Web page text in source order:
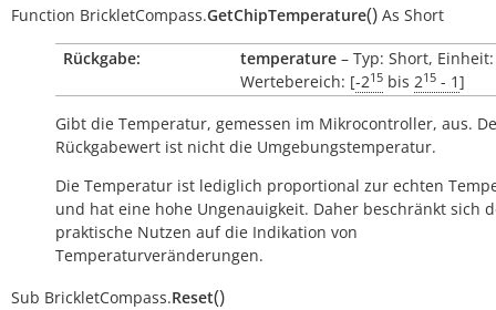
Function BrickletCompass.GetChipTemperature() As Short
Rückgabe: temperature – Typ: Short,
Wertebereich: [-215 bis 215 - 1]
Gibt die Temperatur, gemessen im Mikrocontroller, aus.
Rückgabewert ist nicht die Umgebungstemperatur.
Die Temperatur ist lediglich proportional zur echten
und hat eine hohe Ungenauigkeit. Daher beschränkt sich
praktische Nutzen auf die Indikation von
Temperaturveränderungen.
Sub BrickletCompass.Reset()